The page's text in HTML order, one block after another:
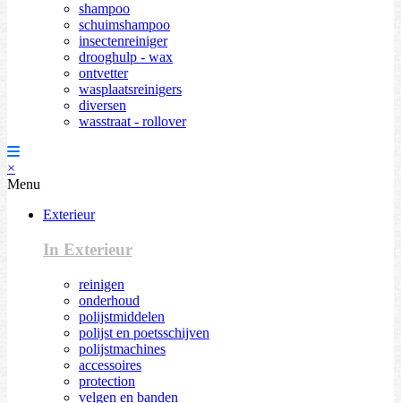
shampoo
schuimshampoo
insectenreiniger
drooghulp - wax
ontvetter
wasplaatsreinigers
diversen
wasstraat - rollover
×
Menu
Exterieur
In Exterieur
reinigen
onderhoud
polijstmiddelen
polijst en poetsschijven
polijstmachines
accessoires
protection
velgen en banden